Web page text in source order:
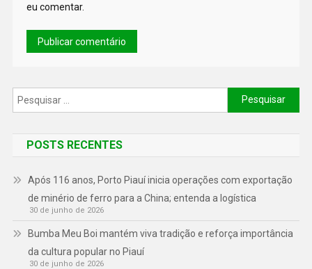
eu comentar.
POSTS RECENTES
Após 116 anos, Porto Piauí inicia operações com exportação
de minério de ferro para a China; entenda a logística
30 de junho de 2026
Bumba Meu Boi mantém viva tradição e reforça importância
da cultura popular no Piauí
30 de junho de 2026